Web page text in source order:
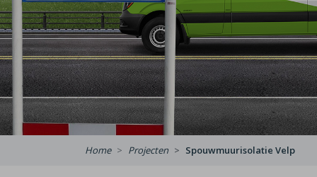
Home Projecten Spouwmuurisolatie Velp